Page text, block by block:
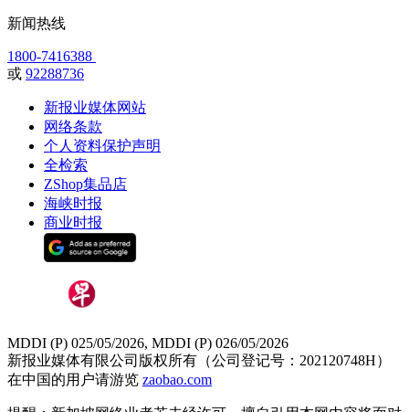
新闻热线
1800-7416388
或 92288736
新报业媒体网站
网络条款
个人资料保护声明
全检索
ZShop集品店
海峡时报
商业时报
MDDI (P) 025/05/2026, MDDI (P) 026/05/2026
新报业媒体有限公司版权所有（公司登记号：202120748H）
在中国的用户请游览 zaobao.com